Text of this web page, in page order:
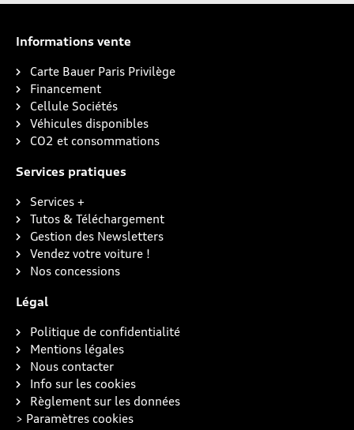
Informations vente
Carte Bauer Paris Privilège
Financement
Cellule Sociétés
Véhicules disponibles
CO2 et consommations
Services pratiques
Services +
Tutos & Téléchargement
Gestion des Newsletters
Vendez votre voiture !
Nos concessions
Légal
Politique de confidentialité
Mentions légales
Nous contacter
Info sur les cookies
Règlement sur les données
> Paramètres cookies